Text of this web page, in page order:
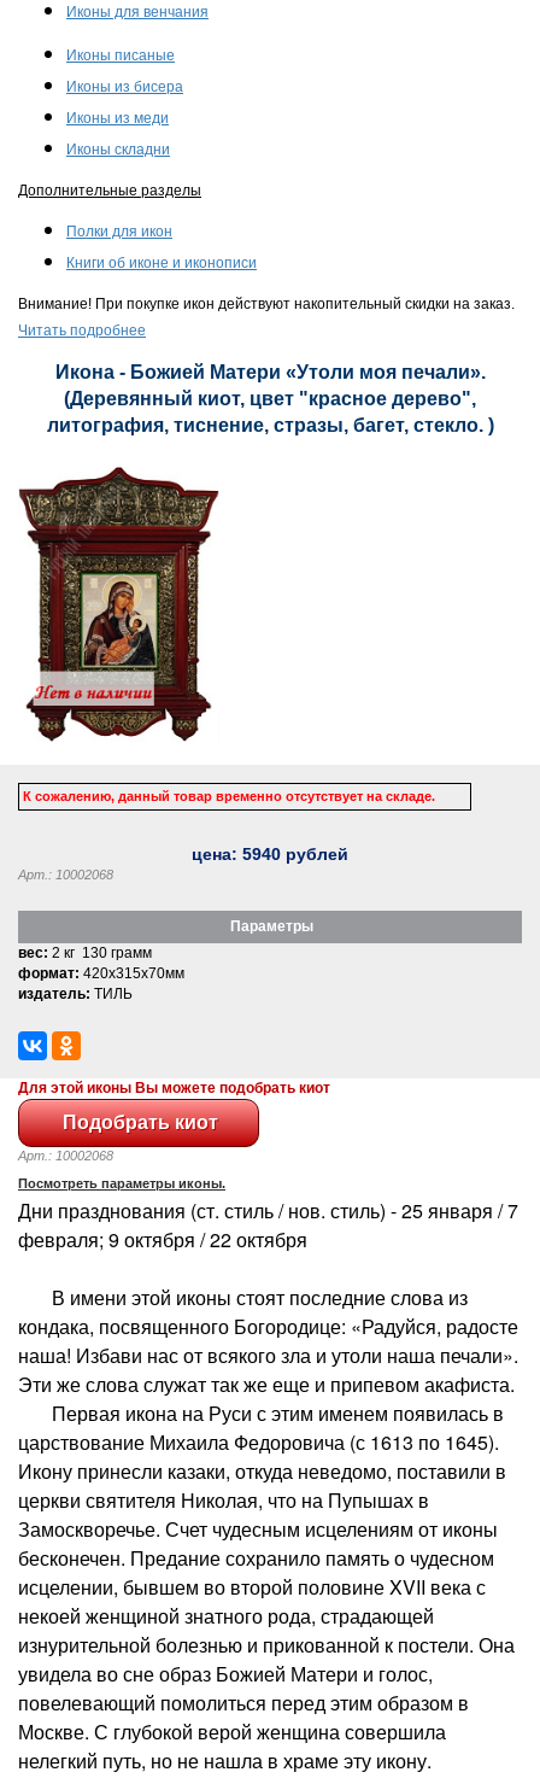
Иконы для венчания
Иконы писаные
Иконы из бисера
Иконы из меди
Иконы складни
Дополнительные разделы
Полки для икон
Книги об иконе и иконописи
Внимание! При покупке икон действуют накопительный скидки на заказ.
Читать подробнее
Икона - Божией Матери «Утоли моя печали».
(Деревянный киот, цвет "красное дерево",
литография, тиснение, стразы, багет, стекло. )
К сожалению, данный товар временно отсутствует на складе.
цена: 5940 рублей
Арт.: 10002068
Параметры
вес: 2 кг 130 грамм
формат: 420x315x70мм
издатель: ТИЛЬ
Для этой иконы Вы можете подобрать киот
Арт.: 10002068
Посмотреть параметры иконы.
Дни празднования (ст. стиль / нов. стиль) - 25 января / 7
февраля; 9 октября / 22 октября
В имени этой иконы стоят последние слова из
кондака, посвященного Богородице: «Радуйся, радосте
наша! Избави нас от всякого зла и утоли наша печали».
Эти же слова служат так же еще и припевом акафиста.
Первая икона на Руси с этим именем появилась в
царствование Михаила Федоровича (с 1613 по 1645).
Икону принесли казаки, откуда неведомо, поставили в
церкви святителя Николая, что на Пупышах в
Замоскворечье. Счет чудесным исцелениям от иконы
бесконечен. Предание сохранило память о чудесном
исцелении, бывшем во второй половине XVII века с
некоей женщиной знатного рода, страдающей
изнурительной болезнью и прикованной к постели. Она
увидела во сне образ Божией Матери и голос,
повелевающий помолиться перед этим образом в
Москве. С глубокой верой женщина совершила
нелегкий путь, но не нашла в храме эту икону.